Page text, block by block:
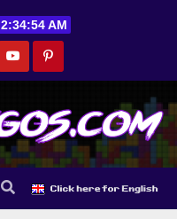
2:34:55 AM